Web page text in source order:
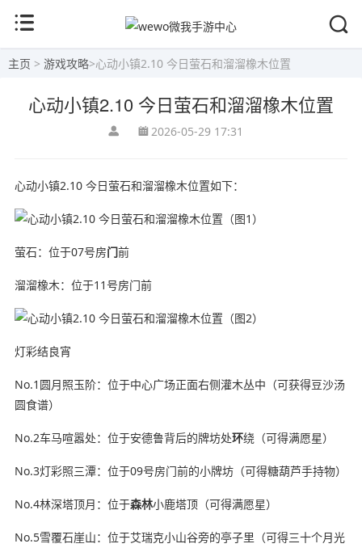
主页 > 游戏攻略>心动小镇2.10 今日萤石和溜溜橡木位置
心动小镇2.10 今日萤石和溜溜橡木位置
2026-05-29 17:31
心动小镇2.10 今日萤石和溜溜橡木位置如下：
萤石：位于07号房门前
溜溜橡木：位于11号房门前
灯彩结良宵
No.1圆月照玉阶：位于中心广场正面右侧灌木丛中（可获得豆沙汤
圆食谱）
No.2车马喧嚣处：位于安德鲁背后的牌坊处环绕（可得满愿星）
No.3灯彩照三潭：位于09号房门前的小牌坊（可得糖葫芦手持物）
No.4林深塔顶月：位于森林小鹿塔顶（可得满愿星）
No.5雪覆石崖山：位于艾瑞克小山谷旁的亭子里（可得三十个月光